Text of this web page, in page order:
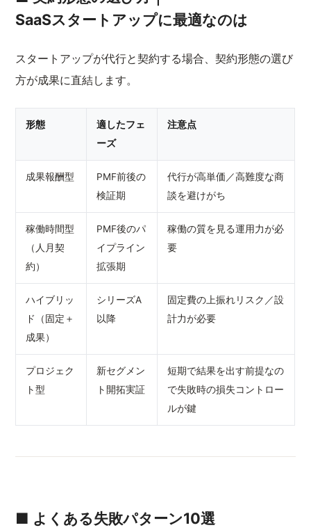
SaaSスタートアップに最適なのは
スタートアップが代行と契約する場合、契約形態の選び
方が成果に直結します。
形態
適したフェ
ーズ
注意点
成果報酬型
PMF前後の
検証期
代行が高単価／高難度な商
談を避けがち
稼働時間型
（人月契
約）
PMF後のパ
イプライン
拡張期
稼働の質を見る運用力が必
要
ハイブリッ
ド（固定＋
成果）
シリーズA
以降
固定費の上振れリスク／設
計力が必要
プロジェク
ト型
新セグメン
ト開拓実証
短期で結果を出す前提なの
で失敗時の損失コントロー
ルが鍵
■ よくある失敗パターン10選